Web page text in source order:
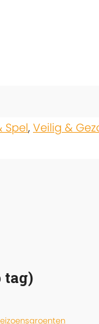
Spel, Veilig &
tag)